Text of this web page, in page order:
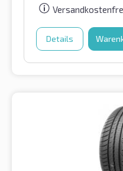
Details